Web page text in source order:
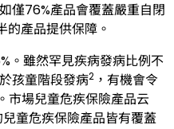
僅76%產品會覆蓋嚴重自閉
產品提供保障。
。雖然罕見疾病發病比例不
孩童階段發病2 ，有機會令
市場兒童危疾保險產品云
童危疾保險產品皆有覆蓋